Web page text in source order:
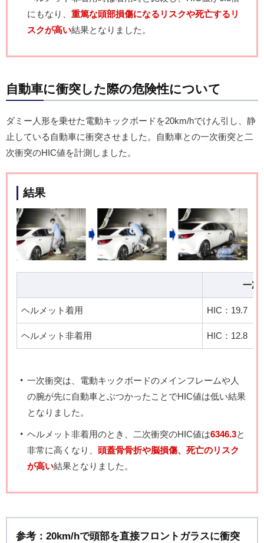
にもなり、 重篤な頭部損傷になるリスクや死亡するリ
スクが高い結果となりました。
自動車に衝突した際の危険性について
ダミー人形を乗せた電動キックボードを20km/hでけん引し、静
止している自動車に衝突させました。自動車との一次衝突と二
次衝突のHIC値を計測しました。
結果
一次
ヘルメット着用 HIC：19.7
ヘルメット非着用 HIC：12.8
一次衝突は、電動キックボードのメインフレームや人
の腕が先に自動車とぶつかったことでHIC値は低い結果
となりました。
ヘルメット非着用のとき、二次衝突のHIC値は6346.3と
非常に高くなり、 頭蓋骨骨折や脳損傷、死亡のリスク
が高い結果となりました。
参考：20km/hで頭部を直接フロントガラスに衝突